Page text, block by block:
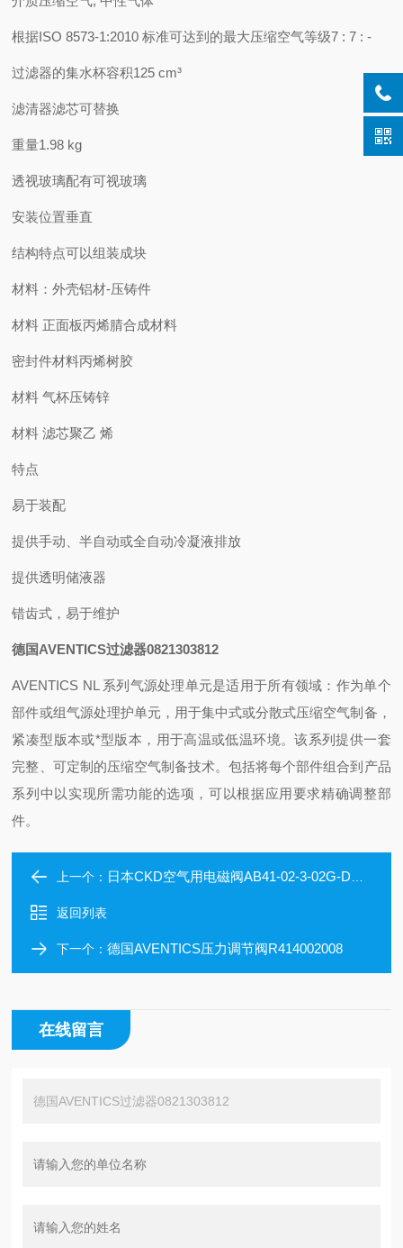
根据ISO 8573-1:2010 标准可达到的最大压缩空气等级7 : 7 : -
过滤器的集水杯容积125 cm³
滤清器滤芯可替换
重量1.98 kg
透视玻璃配有可视玻璃
安装位置垂直
结构特点可以组装成块
材料：外壳铝材-压铸件
材料 正面板丙烯腈合成材料
密封件材料丙烯树胶
材料 气杯压铸锌
材料 滤芯聚乙 烯
特点
易于装配
提供手动、半自动或全自动冷凝液排放
提供透明储液器
错齿式，易于维护
德国AVENTICS过滤器0821303812
AVENTICS NL 系列气源处理单元是适用于所有领域：作为单个
部件或组气源处理护单元，用于集中式或分散式压缩空气制备，
紧凑型版本或*型版本，用于高温或低温环境。该系列提供一套
完整、可定制的压缩空气制备技术。包括将每个部件组合到产品
系列中以实现所需功能的选项，可以根据应用要求精确调整部
件。
上一个： 日本CKD空气用电磁阀AB41-02-3-02G-DC24
返回列表
下一个：德国AVENTICS压力调节阀R414002008
在线留言